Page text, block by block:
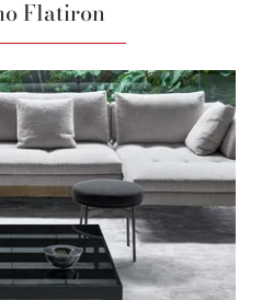
Flatiron